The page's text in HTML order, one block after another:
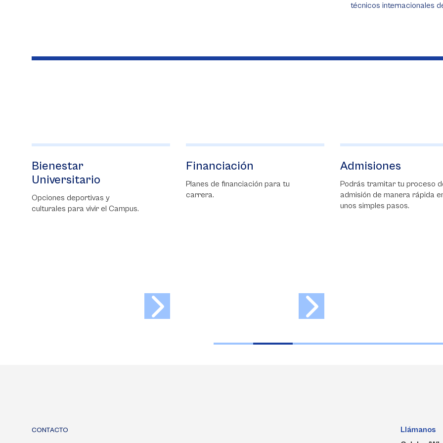
técnicos internacionales
Financiación
Planes de financiación para tu
carrera.
Admisiones
Podrás tramitar tu proceso de
admisión de manera rápida en
Beca Excelencia
La Beca Excelencia tiene
objetivo fomentar y premiar
excelencia académica de los
CONTACTO
Llámanos